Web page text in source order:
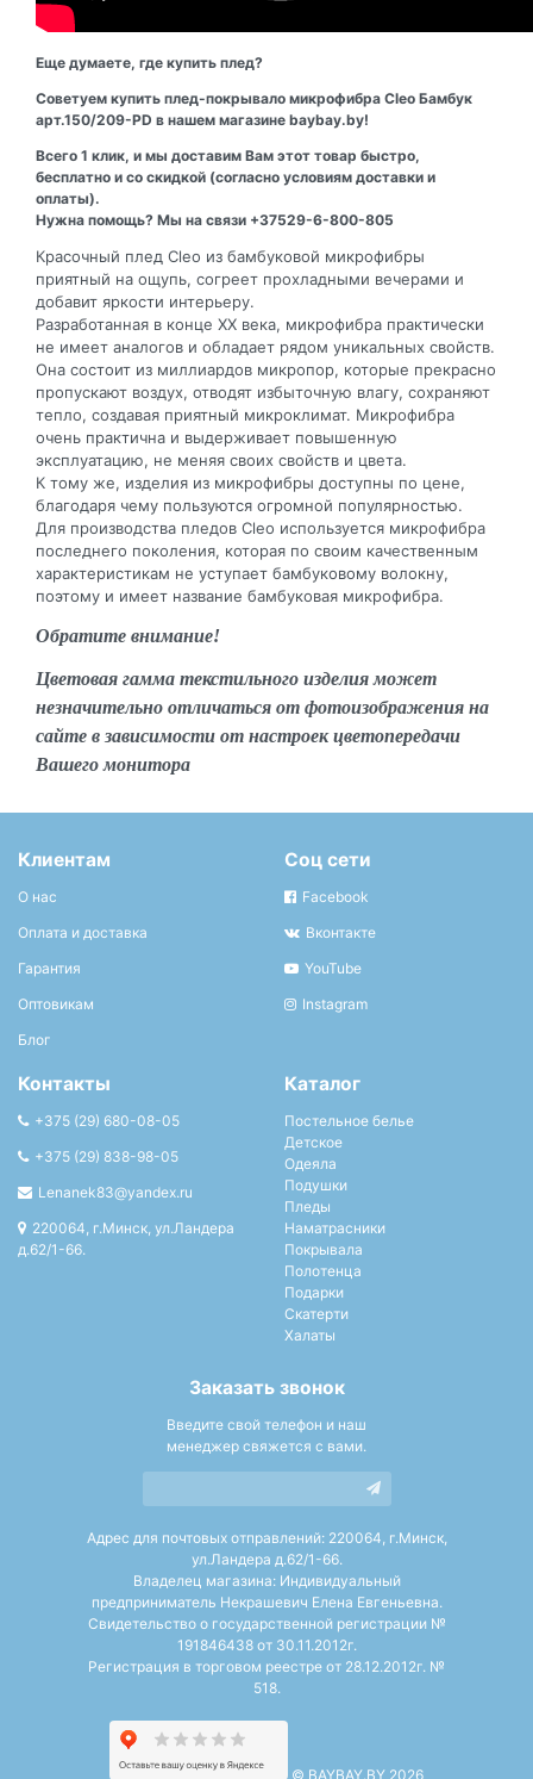
Еще думаете, где купить плед?
Советуем купить плед-покрывало микрофибра Cleo Бамбук
арт.150/209-PD в нашем магазине baybay.by!
Всего 1 клик, и мы доставим Вам этот товар быстро,
бесплатно и со скидкой (согласно условиям доставки и
оплаты).
Нужна помощь? Мы на связи +37529-6-800-805
Красочный плед Cleo из бамбуковой микрофибры
приятный на ощупь, согреет прохладными вечерами и
добавит яркости интерьеру.
Разработанная в конце XX века, микрофибра практически
не имеет аналогов и обладает рядом уникальных свойств.
Она состоит из миллиардов микропор, которые прекрасно
пропускают воздух, отводят избыточную влагу, сохраняют
тепло, создавая приятный микроклимат. Микрофибра
очень практична и выдерживает повышенную
эксплуатацию, не меняя своих свойств и цвета.
К тому же, изделия из микрофибры доступны по цене,
благодаря чему пользуются огромной популярностью.
Для производства пледов Cleo используется микрофибра
последнего поколения, которая по своим качественным
характеристикам не уступает бамбуковому волокну,
поэтому и имеет название бамбуковая микрофибра.
Обратите внимание!
Цветовая гамма текстильного изделия может
незначительно отличаться от фотоизображения на
сайте в зависимости от настроек цветопередачи
Вашего монитора
Клиентам
О нас
Оплата и доставка
Гарантия
Оптовикам
Блог
Соц сети
Facebook
Вконтакте
YouTube
Instagram
Контакты
+375 (29) 680-08-05
+375 (29) 838-98-05
Lenanek83@yandex.ru
220064, г.Минск, ул.Ландера
д.62/1-66.
Каталог
Постельное белье
Детское
Одеяла
Подушки
Пледы
Наматрасники
Покрывала
Полотенца
Подарки
Скатерти
Халаты
Заказать звонок
Введите свой телефон и наш
менеджер свяжется с вами.
Адрес для почтовых отправлений: 220064, г.Минск,
ул.Ландера д.62/1-66.
Владелец магазина: Индивидуальный
предприниматель Некрашевич Елена Евгеньевна.
Свидетельство о государственной регистрации №
191846438 от 30.11.2012г.
Регистрация в торговом реестре от 28.12.2012г. №
518.
© BAYBAY.BY 2026